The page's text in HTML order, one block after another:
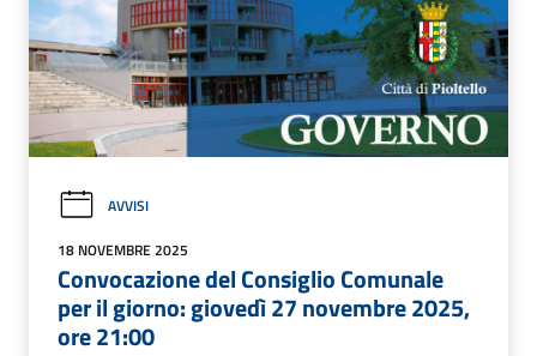
AVVISI
18 NOVEMBRE 2025
Convocazione del Consiglio Comunale
per il giorno: giovedì 27 novembre 2025,
ore 21:00